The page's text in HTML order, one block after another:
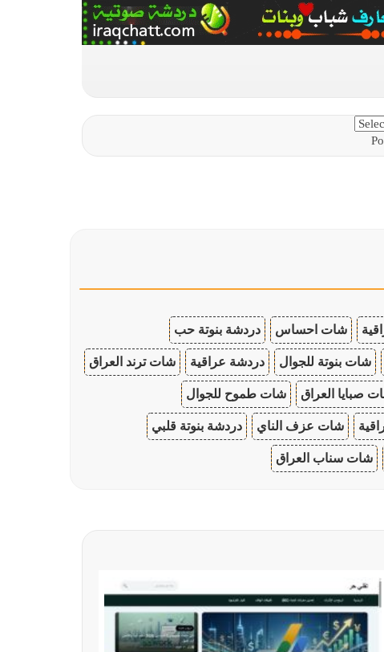
شات احساس دردشة بنوتة حب
شات بنوتة للجوال دردشة عراقية شات ترند العراق
صبايا العراق شات طموح للجوال
شات عزف الناي دردشة بنوتة قلبي
شات سناب العراق